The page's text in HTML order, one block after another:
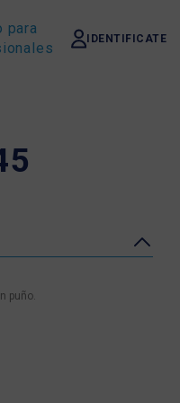
para
IDENTIFICATE
puño.